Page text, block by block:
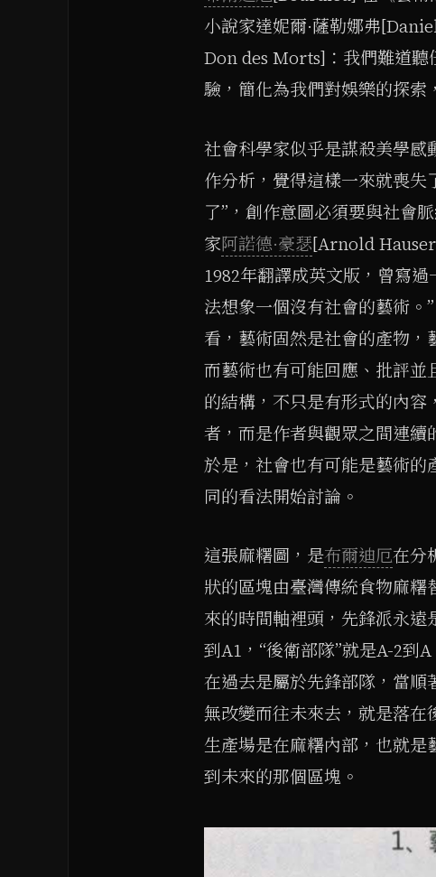
小說家達妮爾·薩勒娜弗
Don des Morts]：我們難道聽
驗，簡化為我們對娛樂的探索
社會科學家似乎是謀殺美學感
作分析，覺得這樣一來就喪
了”，創作意圖必須要與社會
家阿諾德·豪瑟[Arnold
1982年翻譯成英文版，曾寫
法想象一個沒有社會的藝術。”
看，藝術固然是社會的產物
而藝術也有可能回應、批評並
的結構，不只是有形式的內容
者，而是作者與觀眾之間連續
於是，社會也有可能是藝術
同的看法開始討論。
這張麻糬圖，是布爾迪厄在分
狀的區塊由臺灣傳統食物麻
來的時間軸裡頭，先鋒派永
到A1，“後衛部隊”就是A-2到
在過去是屬於先鋒部隊，當
無改變而往未來去，就是落
生產場是在麻糬內部，也就是
到未來的那個區塊。